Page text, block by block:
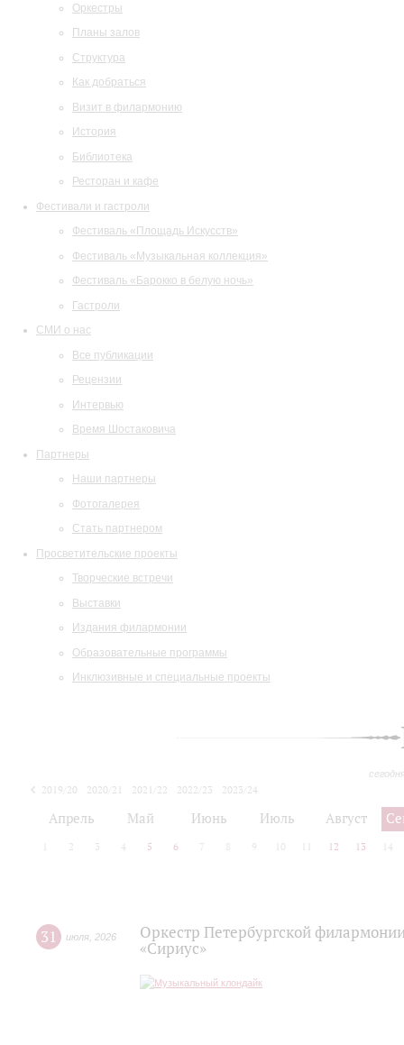
Оркестры
Планы залов
Структура
Как добраться
Визит в филармонию
История
Библиотека
Ресторан и кафе
Фестивали и гастроли
Фестиваль «Площадь Искусств»
Фестиваль «Музыкальная коллекция»
Фестиваль «Барокко в белую ночь»
Гастроли
СМИ о нас
Все публикации
Рецензии
Интервью
Время Шостаковича
Партнеры
Наши партнеры
Фотогалерея
Стать партнером
Просветительские проекты
Творческие встречи
Выставки
Издания филармонии
Образовательные программы
Инклюзивные и специальные проекты
2019/20 2020/21 2021/22 2022/23
2023/24
Апрель Май Июнь Июль Август
2 3 4 5 6 7 8 9 10 12 13 14
31 июля 2026
Оркестр Петербургской
«Сириус»